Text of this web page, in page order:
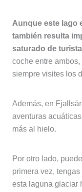
Aunque este lago
también resulta
saturado de
coche entre
siempre visites los
Además, en
aventuras
más al hielo.
Por otro lado,
primera vez,
esta laguna glaciar